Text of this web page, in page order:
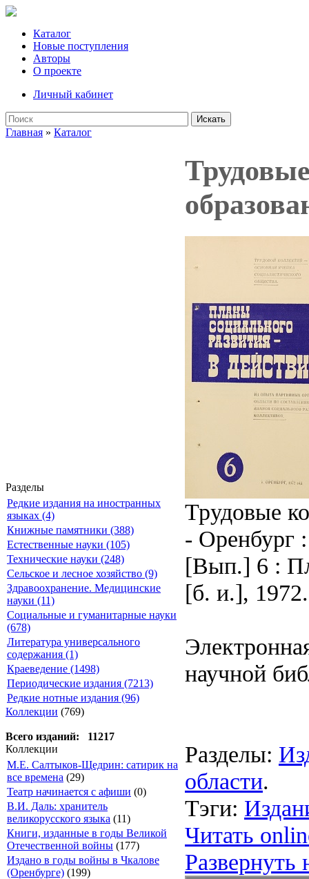
Каталог
Новые поступления
Авторы
О проекте
Личный кабинет
Искать
Главная » Каталог
Разделы
Редкие издания на иностранных
языках (4)
Книжные памятники (388)
Естественные науки (105)
Технические науки (248)
Сельское и лесное хозяйство (9)
Здравоохранение. Медицинские
науки (11)
Социальные и гуманитарные науки
(678)
Литература универсального
содержания (1)
Краеведение (1498)
Периодические издания (7213)
Редкие нотные издания (96)
Коллекции (769)
Всего изданий: 11217
Коллекции
М.Е. Салтыков-Щедрин: сатирик на
все времена (29)
Театр начинается с афиши (0)
В.И. Даль: хранитель
великорусского языка (11)
Книги, изданные в годы Великой
Отечественной войны (177)
Издано в годы войны в Чкалове
(Оренбурге) (199)
Трудовые
- Оренбург
[Вып.] 6 :
[б. и.], 1972.
научной
Разделы:
области.
Тэги:
Читать
Развернуть